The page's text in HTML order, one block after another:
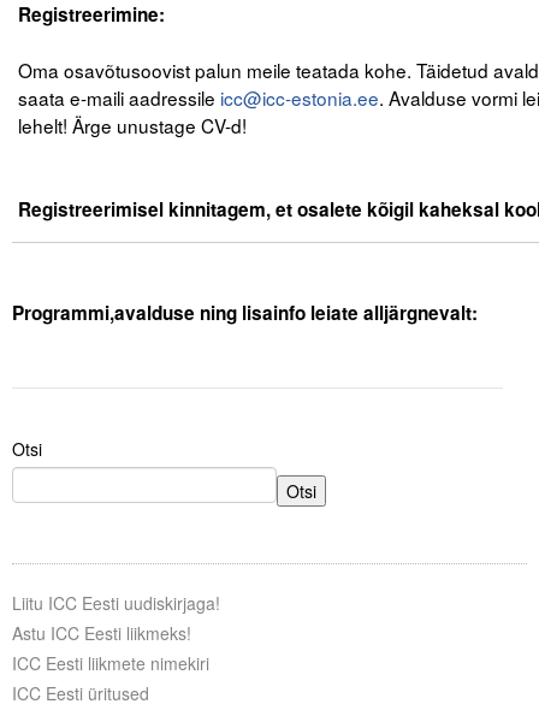
Registreerimine:
Oma osavõtusoovist palun meile teatada kohe. Täidetud
saata e-maili aadressile icc@icc-estonia.ee. Avalduse vormi
lehelt! Ärge unustage CV-d!
Registreerimisel kinnitagem, et osalete kõigil kaheksal
Programmi,avalduse ning lisainfo leiate alljärgnevalt:
Otsi
Otsi
Liitu ICC Eesti uudiskirjaga!
Astu ICC Eesti liikmeks!
ICC Eesti liikmete nimekiri
ICC Eesti üritused